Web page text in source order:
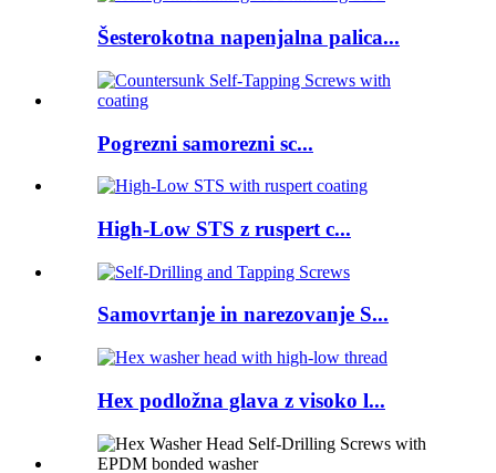
Šesterokotna napenjalna palica...
Pogrezni samorezni sc...
High-Low STS z ruspert c...
Samovrtanje in narezovanje S...
Hex podložna glava z visoko l...